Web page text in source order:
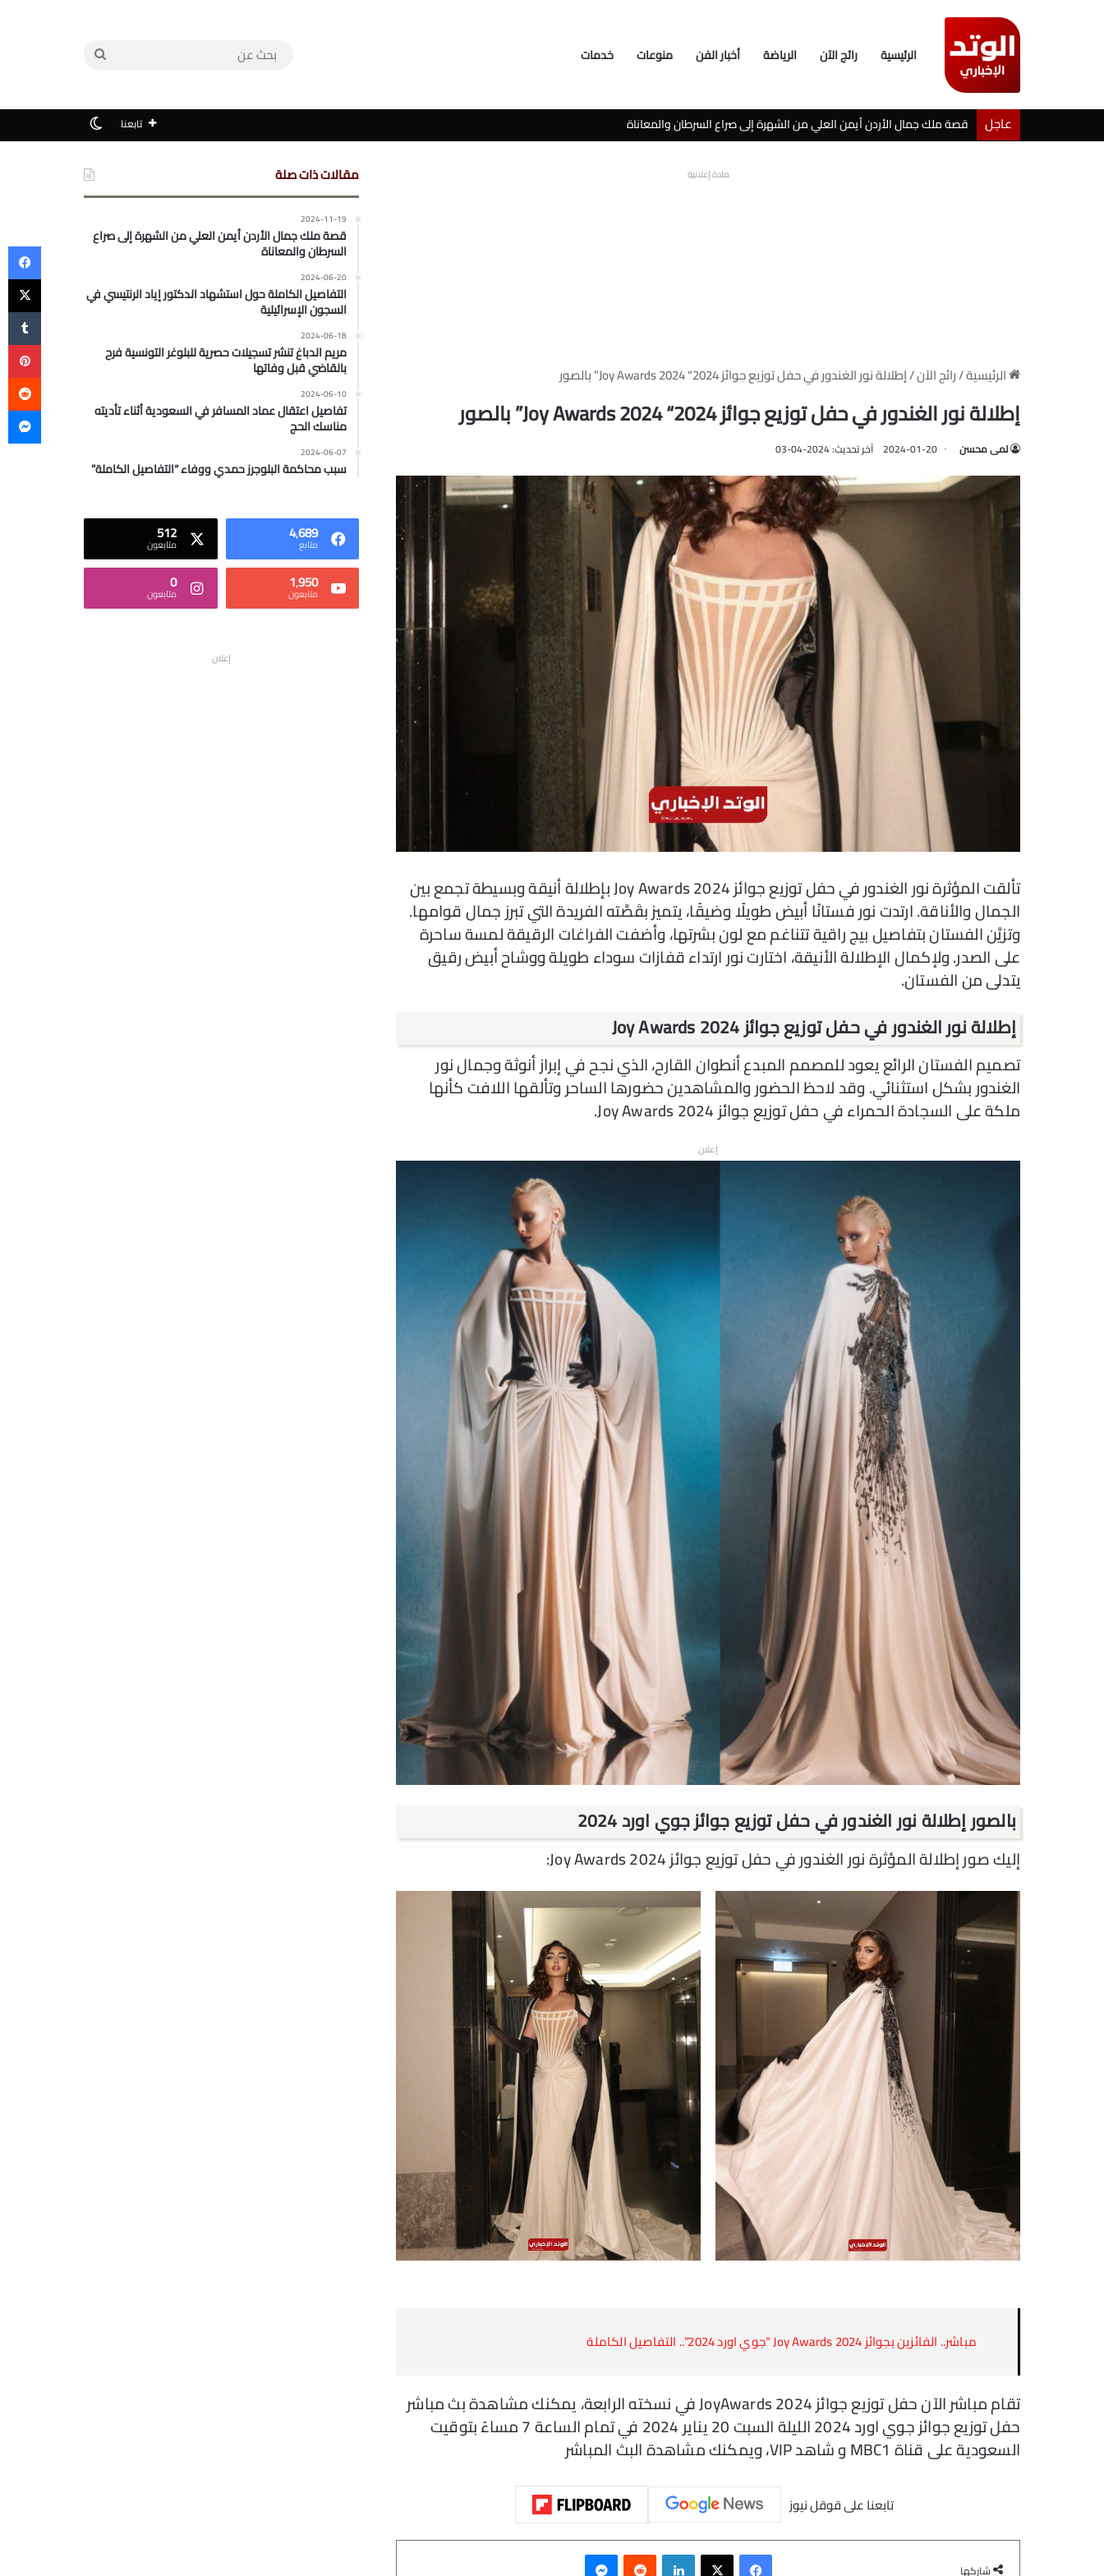
الرئيسية رائج الآن الرياضة أخبار الفن منوعات خدمات
عاجل
خطوبة شيرين بيوتي وأسامة مروة تثير ضجة على السوشيال ميديا تابعنا
مادة إعلانية
الرئيسية/رائج الآن/إطلالة نور الغندور في حفل توزيع جوائز Joy Awards 2024 “2024” بالصور
إطلالة نور الغندور في حفل توزيع جوائز Joy Awards 2024 “2024” بالصور
لمى محسن 2024-01-20 آخر تحديث: 2024-04-03
تألقت المؤثرة نور الغندور في حفل توزيع جوائز Joy Awards 2024 بإطلالة أنيقة وبسيطة تجمع بين
الجمال والأناقة. ارتدت نور فستانًا أبيض طويلًا وضيقًا، يتميز بقَصَّته الفريدة التي تبرز جمال قوامها.
وتزيَّن الفستان بتفاصيل بيج راقية تتناغم مع لون بشرتها، وأضفت الفراغات الرقيقة لمسة ساحرة
على الصدر. ولإكمال الإطلالة الأنيقة، اختارت نور ارتداء قفازات سوداء طويلة ووشاح أبيض رقيق
يتدلى من الفستان.
إطلالة نور الغندور في حفل توزيع جوائز Joy Awards 2024
تصميم الفستان الرائع يعود للمصمم المبدع أنطوان القارح، الذي نجح في إبراز أنوثة وجمال نور
الغندور بشكل استثنائي. وقد لاحظ الحضور والمشاهدين حضورها الساحر وتألقها اللافت كأنها
ملكة على السجادة الحمراء في حفل توزيع جوائز Joy Awards 2024.
إعلان
بالصور إطلالة نور الغندور في حفل توزيع جوائز جوي اورد 2024
إليك صور إطلالة المؤثرة نور الغندور في حفل توزيع جوائز Joy Awards 2024:
مباشر.. الفائزين بجوائز Joy Awards 2024 “جوي اورد 2024”.. التفاصيل الكاملة
تقام مباشر الآن حفل توزيع جوائز JoyAwards 2024 في نسخته الرابعة، يمكنك مشاهدة بث مباشر
حفل توزيع جوائز جوي اورد 2024 الليلة السبت 20 يناير 2024 في تمام الساعة 7 مساءً بتوقيت
السعودية على قناة MBC1 و شاهد VIP، ويمكنك مشاهدة البث المباشر
تابعنا على قوقل نيوز
شاركها
فيسبوك ‫X لينكدإن
مقالات ذات صلة
2024-11-19
قصة ملك جمال الأردن أيمن العلي من الشهرة إلى صراع
السرطان والمعاناة
2024-06-20
التفاصيل الكاملة حول استشهاد الدكتور إياد الرنتيسي في
السجون الإسرائيلية
2024-06-18
مريم الدباغ تنشر تسجيلات حصرية للبلوغر التونسية فرح
بالقاضي قبل وفاتها
2024-06-10
تفاصيل اعتقال عماد المسافر في السعودية أثناء تأديته
مناسك الحج
2024-06-07
سبب محاكمة البلوجرز حمدي ووفاء “التفاصيل الكاملة”
4٬689
متابع 512
متابعون
1٬950
متابعون 0
متابعون
إعلان